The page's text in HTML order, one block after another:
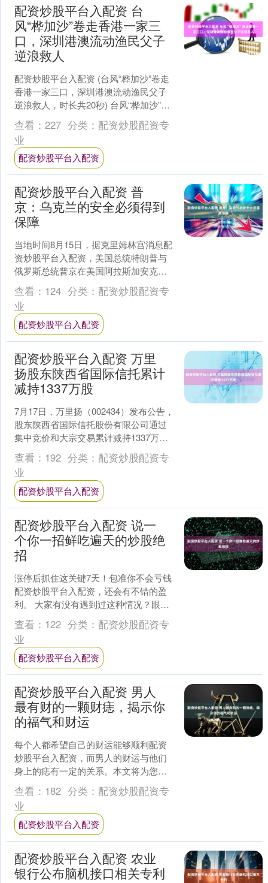
配资炒股平台入配资 台
风“桦加沙”卷走香港一家三
口，深圳港澳流动渔民父子
逆浪救人
配资炒股平台入配资 (台风“桦加沙”卷走
香港一家三口，深圳港澳流动渔民父子
逆浪救人，时长共20秒) 台风“桦加沙”卷
走香港一家三口，深圳港澳流动渔民父
子逆浪救人....
查看： 227 分类： 配资炒股配资专
业
配资炒股平台入配资
配资炒股平台入配资 普
京：乌克兰的安全必须得到
保障
当地时间8月15日，据克里姆林宫消息配
资炒股平台入配资，美国总统特朗普与
俄罗斯总统普京在美国阿拉斯加安克雷
奇的小范围会谈已经结束。随后特朗普
和普京举行了联合新闻....
查看： 124 分类： 配资炒股配资专
业
配资炒股平台入配资
配资炒股平台入配资 万里
扬股东陕西省国际信托累计
减持1337万股
7月17日，万里扬（002434）发布公告，
股东陕西省国际信托股份有限公司通过
集中竞价和大宗交易累计减持1337万
股，持股比例降至4.99999%，不再是公
司持....
查看： 192 分类： 配资炒股配资专
业
配资炒股平台入配资
配资炒股平台入配资 说一
个你一招鲜吃遍天的炒股绝
招
涨停后抓住这关键7天！包准你不会亏钱
配资炒股平台入配资，还会有不错的盈
利。 ​大家有没有遇到过这种情况？眼睁
睁看着一只股票强势涨停，准备跟进，
结果第二天它却陷入....
查看： 122 分类： 配资炒股配资专
业
配资炒股平台入配资
配资炒股平台入配资 男人
最有财的一颗财痣，揭示你
的福气和财运
每个人都希望自己的财运能够顺利配资
炒股平台入配资，而男人的财运与他们
身上的痣有一定的关系。本文将为您揭
示男人最有财的一颗财痣，并解读其蕴
含的福气和财运，让您对自....
查看： 182 分类： 配资炒股配资专
业
配资炒股平台入配资
配资炒股平台入配资 农业
银行公布脑机接口相关专利